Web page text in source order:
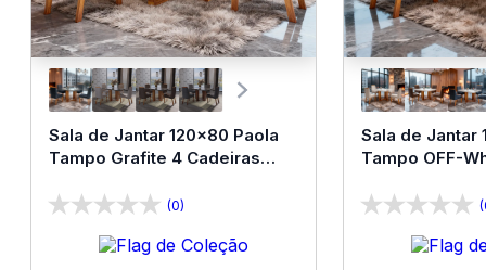
Manuais e peças para a montagem são fornecidos
com o produto.
Sala de Jantar 120x80 Paola
Tampo Grafite 4 Cadeiras
(0)
Sala de Jantar
Tampo OFF-